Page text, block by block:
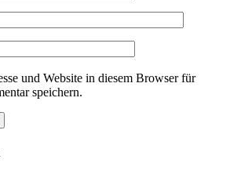
und Website in diesem Browser für
speichern.